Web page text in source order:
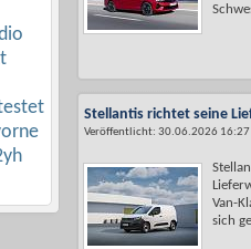
Stellantis richtet seine
Veröffentlicht: 30.06.2026 16:27
Van-
sich